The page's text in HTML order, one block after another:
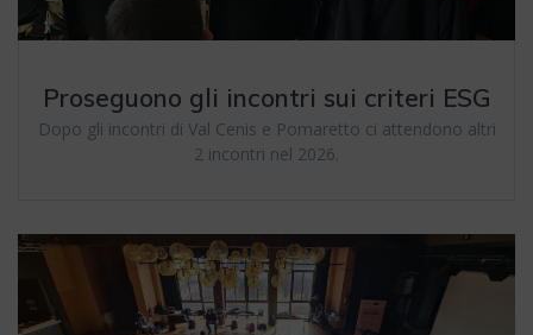
Proseguono gli incontri sui criteri ESG
Dopo gli incontri di Val Cenis e Pomaretto ci attendono altri
2 incontri nel 2026.